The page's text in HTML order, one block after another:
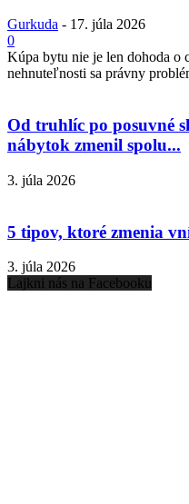
Gurkuda - 17. júla 2026
0
Kúpa bytu nie je len dohoda o
nehnuteľnosti sa právny
Od truhlíc po posuvné
nábytok zmenil spolu...
3. júla 2026
5 tipov, ktoré zmenia
3. júla 2026
Lajkni nás na Facebooku